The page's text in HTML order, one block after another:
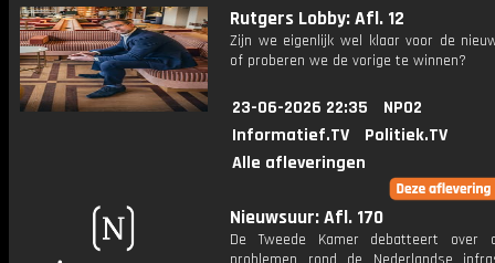
Rutgers Lobby: Afl. 12
Zijn we eigenlijk wel klaar voor de
of proberen we de vorige te winnen?
23-06-2026 22:35
NPO2
Informatief.TV
Politiek.TV
Alle afleveringen
Nieuwsuur: Afl. 170
De Tweede Kamer debatteert over